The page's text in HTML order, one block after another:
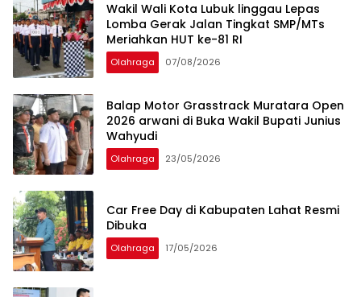
Wakil Wali Kota Lubuk linggau Lepas
Lomba Gerak Jalan Tingkat SMP/MTs
Meriahkan HUT ke-81 RI
Olahraga 07/08/2026
Balap Motor Grasstrack Muratara Open
2026 arwani di Buka Wakil Bupati Junius
Wahyudi
Olahraga 23/05/2026
Car Free Day di Kabupaten Lahat Resmi
Dibuka
Olahraga 17/05/2026